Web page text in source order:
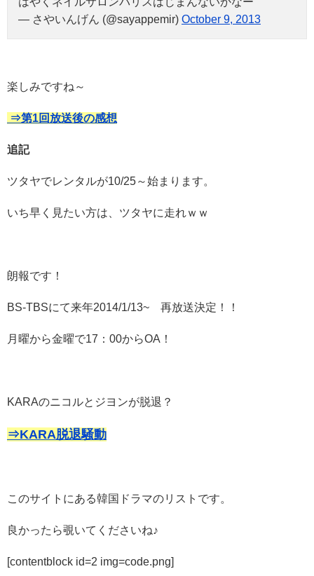
— さやいんげん (@sayappemir) October 9, 2013
楽しみですね～
⇒第1回放送後の感想
追記
ツタヤでレンタルが10/25～始まります。
いち早く見たい方は、ツタヤに走れｗｗ
朗報です！
BS-TBSにて来年2014/1/13~ 再放送決定！！
月曜から金曜で17：00からOA！
KARAのニコルとジヨンが脱退？
⇒KARA脱退騒動
このサイトにある韓国ドラマのリストです。
良かったら覗いてくださいね♪
[contentblock id=2 img=code.png]